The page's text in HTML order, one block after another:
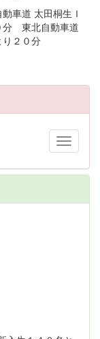
車道 太田桐生Ｉ
分 東北自動車道
２０分